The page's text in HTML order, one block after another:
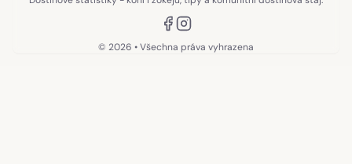
© 2026 • Všechna práva vyhrazena